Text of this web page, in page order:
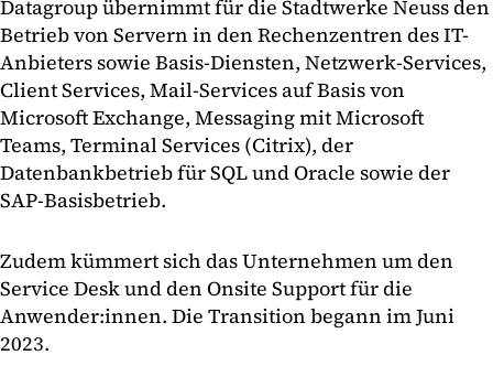
Datagroup übernimmt für die Stadtwerke Neuss den
Betrieb von Servern in den Rechenzentren des IT-
Anbieters sowie Basis-Diensten, Netzwerk-Services,
Client Services, Mail-Services auf Basis von
Microsoft Exchange, Messaging mit Microsoft
Teams, Terminal Services (Citrix), der
Datenbankbetrieb für SQL und Oracle sowie der
SAP-Basisbetrieb.
Zudem kümmert sich das Unternehmen um den
Service Desk und den Onsite Support für die
Anwender:innen. Die Transition begann im Juni
2023.